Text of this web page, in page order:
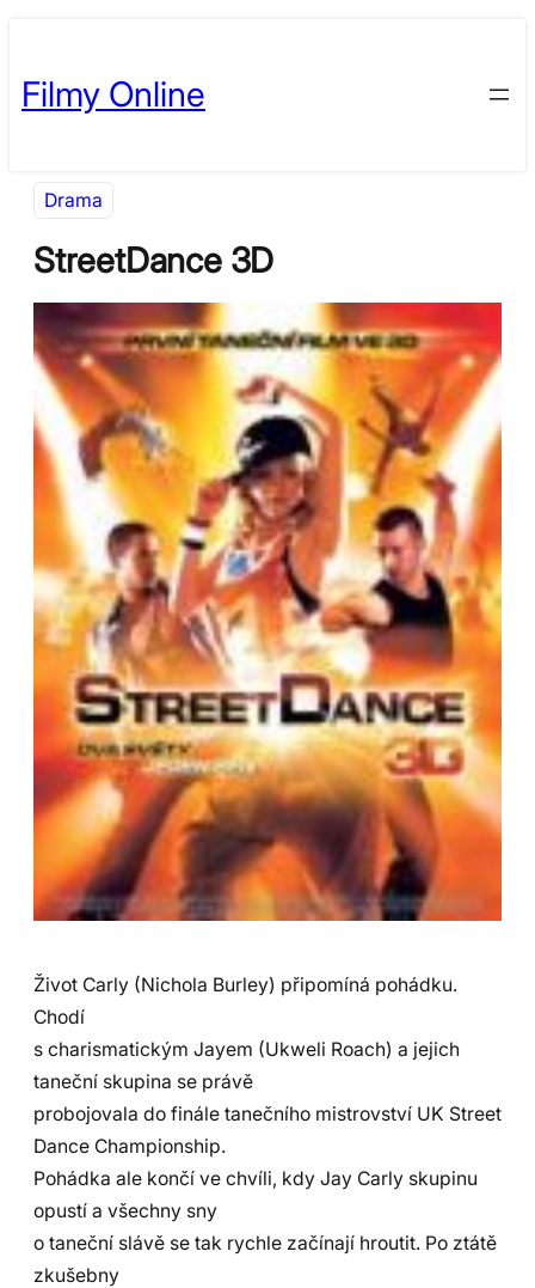
obsah
content
Filmy Online
Drama
StreetDance 3D
Život Carly (Nichola Burley) připomíná pohádku.
Chodí
s charismatickým Jayem (Ukweli Roach) a jejich
taneční skupina se právě
probojovala do finále tanečního mistrovství UK Street
Dance Championship.
Pohádka ale končí ve chvíli, kdy Jay Carly skupinu
opustí a všechny sny
o taneční slávě se tak rychle začínají hroutit. Po ztátě
zkušebny